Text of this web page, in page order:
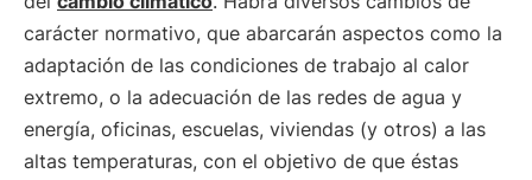
carácter normativo, que abarcarán aspectos como la
adaptación de las condiciones de trabajo al calor
extremo, o la adecuación de las redes de agua y
energía, oficinas, escuelas, viviendas (y otros) a las
altas temperaturas, con el objetivo de que éstas